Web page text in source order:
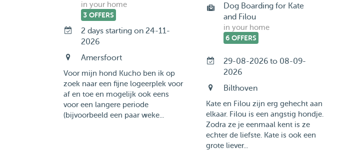
in your home
3 OFFERS
2 days starting on 24-11-
2026
Amersfoort
Voor mijn hond Kucho ben ik op
zoek naar een fijne logeerplek voor
af en toe en mogelijk ook eens
voor een langere periode
(bijvoorbeeld een paar weke...
Dog Boarding for Kate
and Filou
in your home
6 OFFERS
29-08-2026 to 08-09-
2026
Bilthoven
Kate en Filou zijn erg gehecht aan
elkaar. Filou is een angstig hondje.
Zodra ze je eenmaal kent is ze
echter de liefste. Kate is ook een
grote liever...